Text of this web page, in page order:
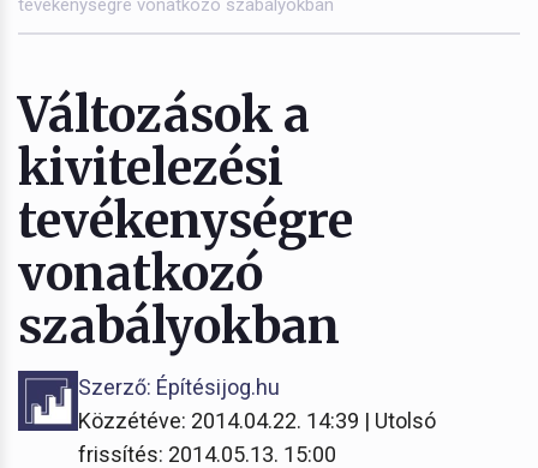
tevékenységre vonatkozó szabályokban
Változások a
kivitelezési
tevékenységre
vonatkozó
szabályokban
Szerző: Építésijog.hu
Közzétéve: 2014.04.22. 14:39 | Utolsó
frissítés: 2014.05.13. 15:00